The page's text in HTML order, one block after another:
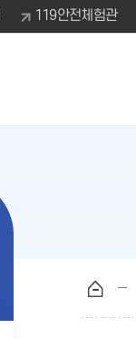
119안전체험관